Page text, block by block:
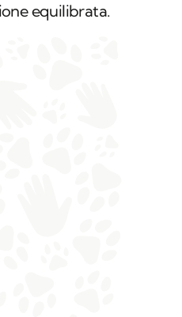
equilibrata.